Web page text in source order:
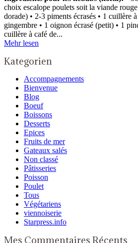
choix escalope poulets soit la viande
dorade) • 2-3 piments écrasés • 1 cuillère
gingembre • 1 oignon écrasé (petit) • 1
cuillère à café de...
Mehr lesen
Kategorien
Accompagnements
Bienvenue
Blog
Boeuf
Boissons
Desserts
Epices
Fruits de mer
Gateaux salés
Non classé
Pâtisseries
Poisson
Poulet
Tous
Végétariens
viennoiserie
Starpress.info
Mes Commentaires Récents